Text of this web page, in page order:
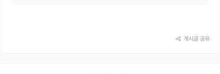
게시글 공유